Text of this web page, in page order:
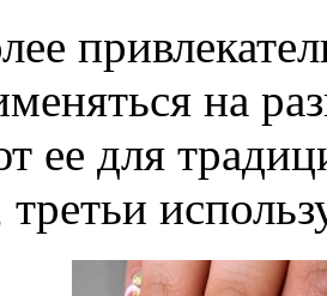
на
ее для
третьи